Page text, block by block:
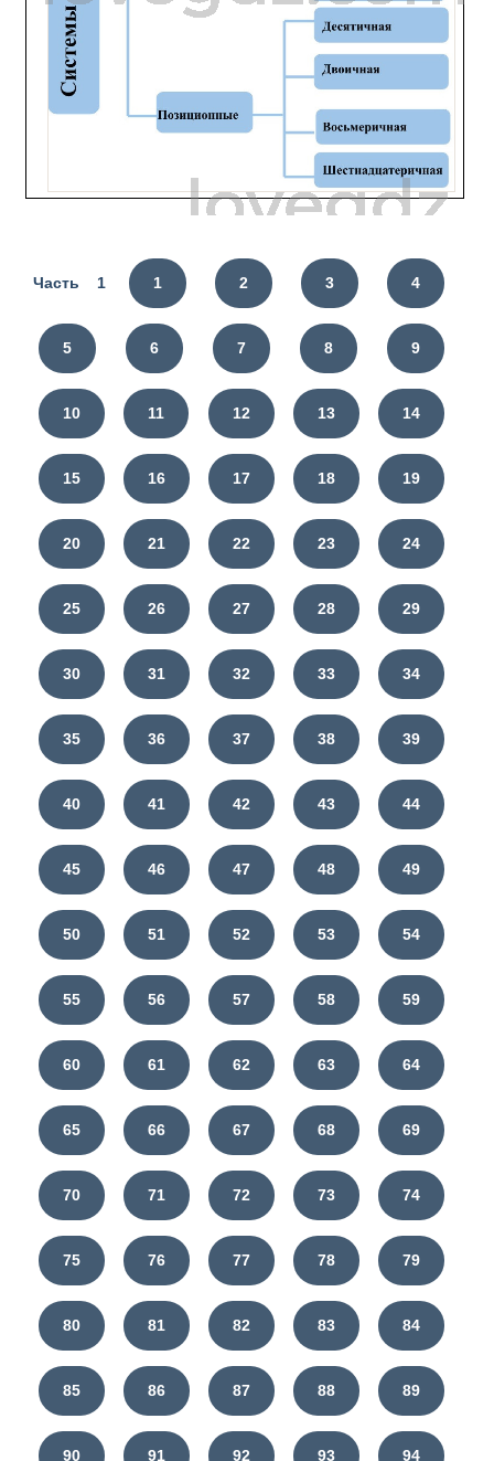
Часть 1 1 2 3 4
5 6 7 8 9
10 11 12 13 14
15 16 17 18 19
20 21 22 23 24
25 26 27 28 29
30 31 32 33 34
35 36 37 38 39
40 41 42 43 44
45 46 47 48 49
50 51 52 53 54
55 56 57 58 59
60 61 62 63 64
65 66 67 68 69
70 71 72 73 74
75 76 77 78 79
80 81 82 83 84
85 86 87 88 89
90 91 92 93 94